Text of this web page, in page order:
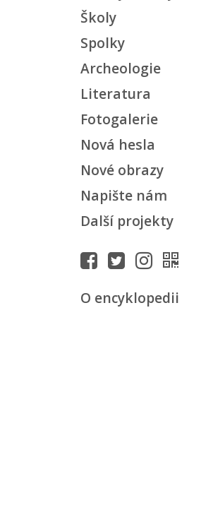
Školy
Spolky
Archeologie
Literatura
Fotogalerie
Nová hesla
Nové obrazy
Napište nám
Další projekty
O encyklopedii